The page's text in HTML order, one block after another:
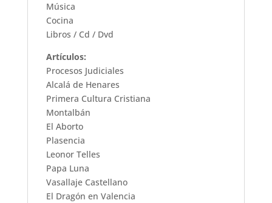
Música
Cocina
Libros / Cd / Dvd
Artículos:
Procesos Judiciales
Alcalá de Henares
Primera Cultura Cristiana
Montalbán
El Aborto
Plasencia
Leonor Telles
Papa Luna
Vasallaje Castellano
El Dragón en Valencia